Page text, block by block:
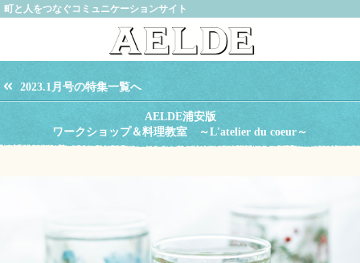
町と人をつなぐコミュニケーションサイト
2023.1月号の特集一覧へ
AELDE浦安版
ワークショップ＆料理教室 ～L'atelier du coeur～